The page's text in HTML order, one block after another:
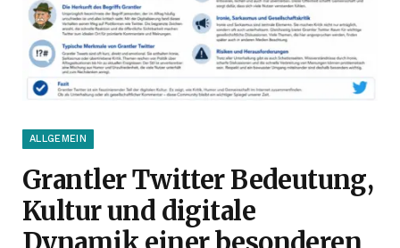
ALLGEMEIN
Grantler Twitter Bedeutung,
Kultur und digitale